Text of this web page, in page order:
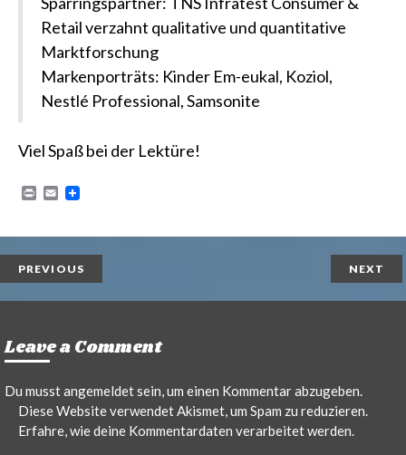
Retail verzahnt qualitative und quantitative
Marktforschung
Markenporträts: Kinder Em-eukal, Koziol,
Nestlé Professional, Samsonite
Viel Spaß bei der Lektüre!
P
n
t
E
i
l
PREVIOUS NEXT
Leave a Comment
Du musstangemeldetsein, um einen Kommentar abzugeben.
Diese Website verwendet Akismet, um Spam zu reduzieren.
Erfahre, wie deine Kommentardaten verarbeitet werden.